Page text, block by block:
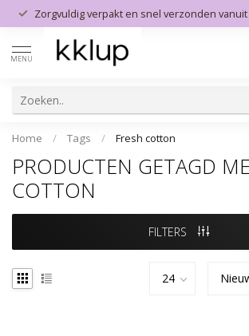
Zorgvuldig verpakt en snel verzonden
MENU
Home / Tags / Fresh cotton
PRODUCTEN GETAGD
COTTON
FILTERS